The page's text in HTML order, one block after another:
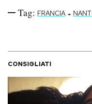
Tag: FRANCIA -
CONSIGLIATI